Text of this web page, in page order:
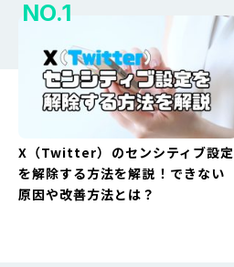
X（Twitter）のセンシティブ設定
を解除する方法を解説！できない
原因や改善方法とは？